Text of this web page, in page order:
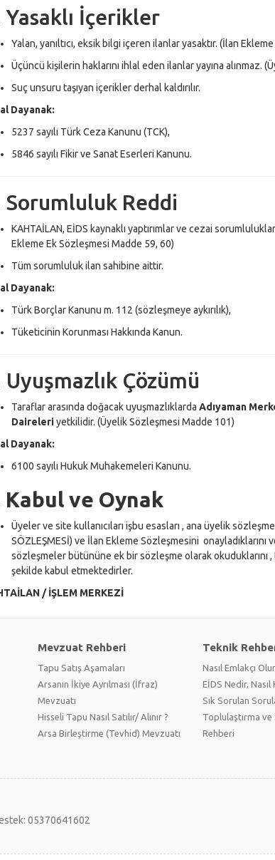
Yasaklı İçerikler
Yalan, yanıltıcı, eksik bilgi içeren ilanlar yasaktır. (İlan
Üçüncü kişilerin haklarını ihlal eden ilanlar yayına alınmaz.
Suç unsuru taşıyan içerikler derhal kaldırılır.
Dayanak:
5237 sayılı Türk Ceza Kanunu (TCK),
5846 sayılı Fikir ve Sanat Eserleri Kanunu.
Sorumluluk Reddi
KAHTAİLAN, EİDS kaynaklı yaptırımlar ve cezai
Ekleme Ek Sözleşmesi Madde 59, 60)
Tüm sorumluluk ilan sahibine aittir.
Dayanak:
Türk Borçlar Kanunu m. 112 (sözleşmeye aykırılık),
Tüketicinin Korunması Hakkında Kanun.
Uyuşmazlık Çözümü
Taraflar arasında doğacak uyuşmazlıklarda Adıyaman
Daireleriyetkilidir. (Üyelik Sözleşmesi Madde 101)
Dayanak:
6100 sayılı Hukuk Muhakemeleri Kanunu.
Kabul ve Oynak
Üyeler ve site kullanıcıları işbu esasları , ana üyelik
SÖZLEŞMESİ) ve İlan Ekleme Sözleşmesini onayladıklarını
sözleşmeler bütününe ek bir sözleşme olarak okuduklarını
şekilde kabul etmektedirler.
/ İŞLEM MERKEZİ
Mevzuat Rehberi
Tapu Satış Aşamaları
Arsanın İkiye Ayrılması (İfraz)
Mevzuatı
Hisseli Tapu Nasıl Satılır/ Alınır ?
Arsa Birleştirme (Tevhid) Mevzuatı
Teknik
Nasıl Emlakçı
EİDS Nedir, Nasıl
Sık Sorulan
Toplulaştırma ve
Rehberi
05370641602